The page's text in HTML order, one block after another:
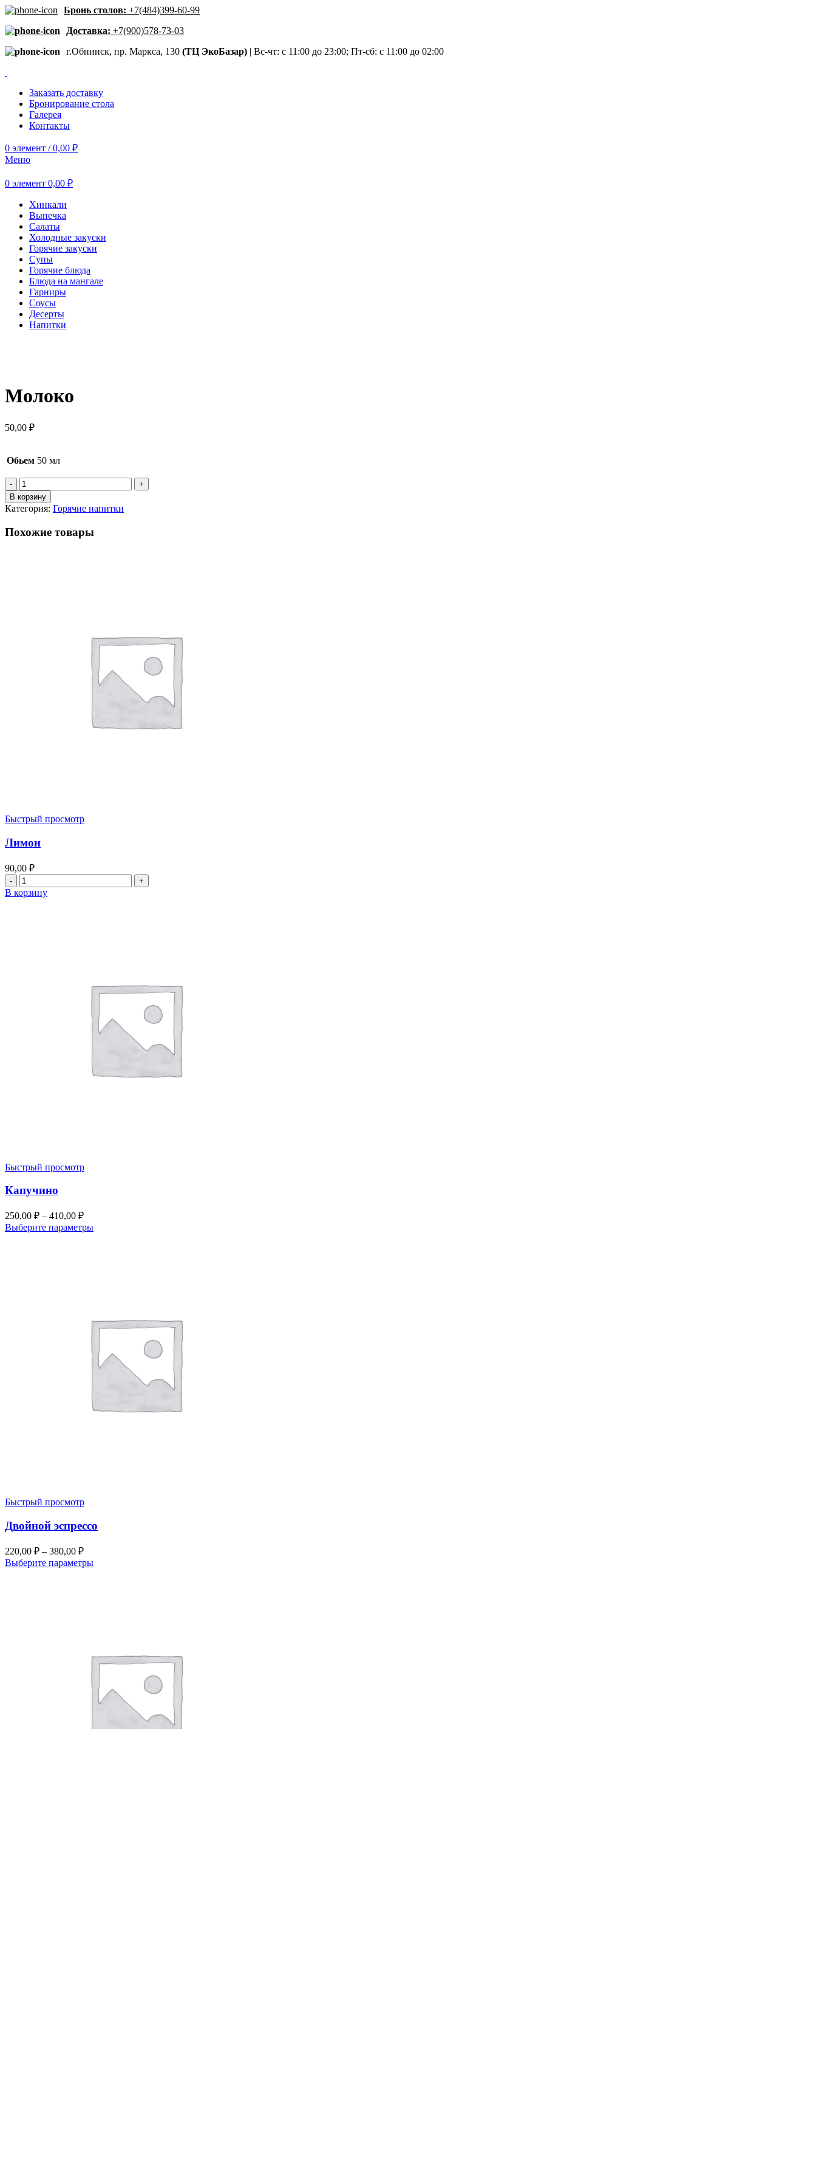
Бронь столов: +7(484)399-60-99
Доставка: +7(900)578-73-03
г.Обнинск, пр. Маркса, 130 (ТЦ ЭкоБазар) | Вс-чт: с 11:00 до 23:00; Пт-сб: с 11:00 до 02:00
Заказать доставку
Бронирование стола
Галерея
Контакты
0 элемент / 0,00 ₽
Меню
0 элемент 0,00 ₽
Хинкали
Выпечка
Салаты
Холодные закуски
Горячие закуски
Супы
Горячие блюда
Блюда на мангале
Гарниры
Соусы
Десерты
Напитки
Молоко
50,00 ₽
Обьем 50 мл
Количество
товара
Молоко
В корзину
Категория: Горячие напитки
Похожие товары
Быстрый просмотр
Лимон
90,00 ₽
Количество
товара
Лимон
В корзину
Быстрый просмотр
Капучино
250,00 ₽ – 410,00 ₽
Выберите параметры
Быстрый просмотр
Двойной эспрессо
220,00 ₽ – 380,00 ₽
Выберите параметры